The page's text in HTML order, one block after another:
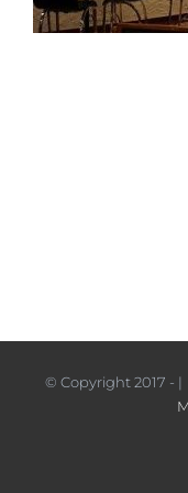
© Copyright 2017 -